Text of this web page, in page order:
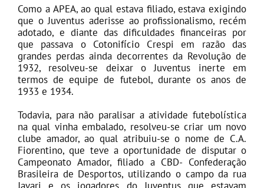
Como a APEA, ao qual estava filiado, estava exigindo
que o Juventus aderisse ao profissionalismo, recém
adotado, e diante das dificuldades financeiras por
que passava o Cotonifício Crespi em razão das
grandes perdas ainda decorrentes da Revolução de
1932, resolveu-se deixar o Juventus inerte em
termos de equipe de futebol, durante os anos de
1933 e 1934.
Todavia, para não paralisar a atividade futebolística
na qual vinha embalado, resolveu-se criar um novo
clube amador, ao qual atribuiu-se o nome de C.A.
Fiorentino, que teve a oportunidade de disputar o
Campeonato Amador, filiado a CBD- Confederação
Brasileira de Desportos, utilizando o campo da rua
Javari e os jogadores do Juventus que estavam